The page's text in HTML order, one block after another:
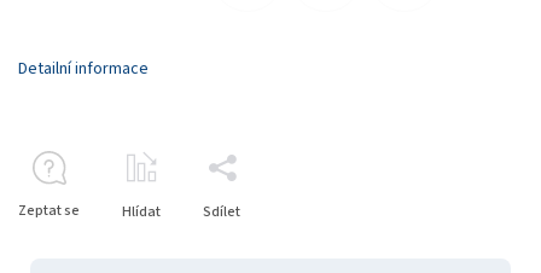
Detailní informace
Zeptat se Hlídat Sdílet